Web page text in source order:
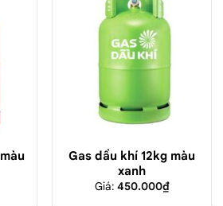
Gas dầu khí 12kg màu
xanh
Giá: 450.000₫